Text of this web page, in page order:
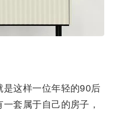
这样一位年轻的90后
套属于自己的房子，